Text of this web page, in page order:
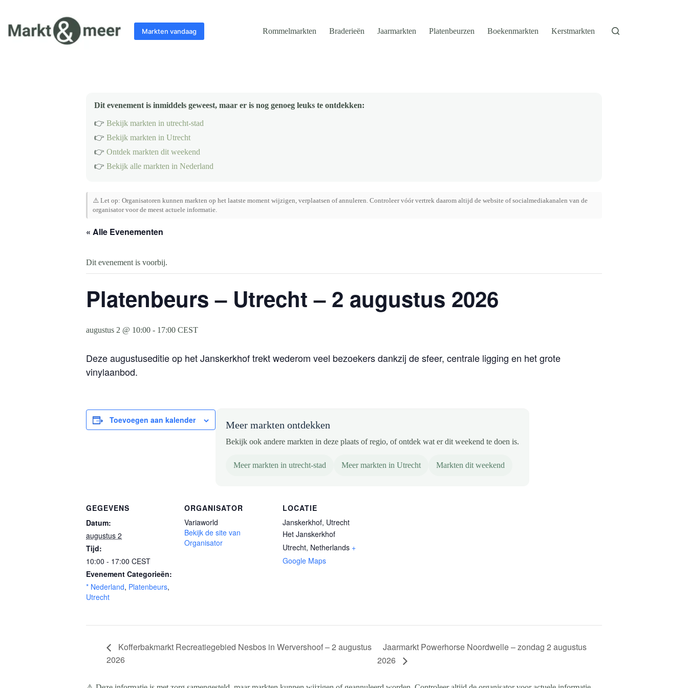
inhoud
Markten vandaag Rommelmarkten Braderieën Jaarmarkten Platenbeurzen Boekenmarkten Kerstmarkten
Dit evenement is inmiddels geweest, maar er is nog genoeg leuks te ontdekken:
👉 Bekijk markten in utrecht-stad
👉 Bekijk markten in Utrecht
👉 Ontdek markten dit weekend
👉 Bekijk alle markten in Nederland
⚠️ Let op: Organisatoren kunnen markten op het laatste moment wijzigen, verplaatsen of annuleren. Controleer vóór vertrek daarom altijd de website of socialmediakanalen van de
organisator voor de meest actuele informatie.
« Alle Evenementen
Dit evenement is voorbij.
Platenbeurs – Utrecht – 2 augustus 2026
augustus 2 @ 10:00 - 17:00 CEST
Deze augustuseditie op het Janskerkhof trekt wederom veel bezoekers dankzij de sfeer, centrale ligging en het grote
vinylaanbod.
Toevoegen aan kalender Meer markten ontdekken
Bekijk ook andere markten in deze plaats of regio, of ontdek wat er dit weekend te doen is.
Meer markten in utrecht-stad Meer markten in Utrecht Markten dit weekend
GEGEVENS
Datum:
augustus 2
Tijd:
10:00 - 17:00 CEST
Evenement Categorieën:
* Nederland, Platenbeurs,
Utrecht
ORGANISATOR
Variaworld
Bekijk de site van
Organisator
LOCATIE
Janskerkhof, Utrecht
Het Janskerkhof
Utrecht, Netherlands +
Google Maps
Kofferbakmarkt Recreatiegebied Nesbos in Wervershoof – 2 augustus
2026
Jaarmarkt Powerhorse Noordwelle – zondag 2 augustus
2026